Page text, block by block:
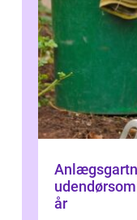
Anlægsgartner vejle
år